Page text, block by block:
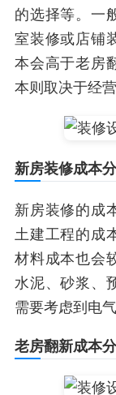
的选择等。一
室装修或店铺
本会高于老房
本则取决于经
新房装修成本
新房装修的成
土建工程的成
材料成本也会
水泥、砂浆、
需要考虑到电
老房翻新成本